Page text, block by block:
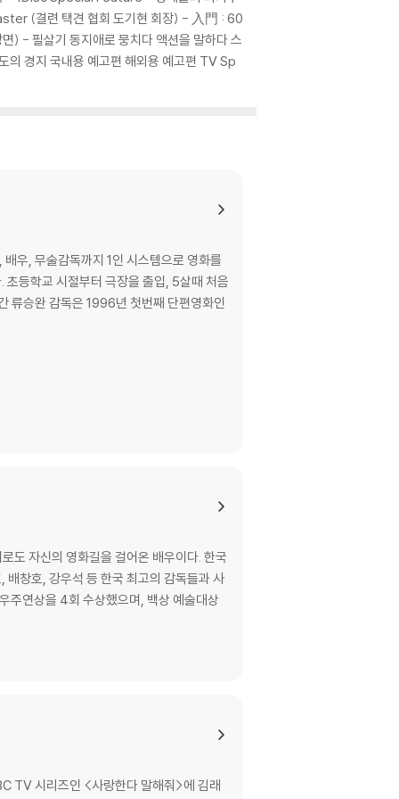
(결련 택견 협회 도기현 회장) - 入門 : 60
- 필살기 동지애로 뭉치다 액션을 말하다 스
경지 국내용 예고편 해외용 예고편 TV Sp
우, 무술감독까지 1인 시스템으로 영화를
초등학교 시절부터 극장을 출입, 5살때 처음
류승완 감독은 1996년 첫번째 단편영화인
도 자신의 영화길을 걸어온 배우이다. 한국
창호, 강우석 등 한국 최고의 감독들과 사
TV 시리즈인 <사랑한다 말해줘>에 김래